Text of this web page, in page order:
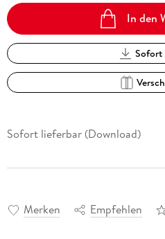
In den
Sofort
Sofort lieferbar (Download)
Merken Empfehlen